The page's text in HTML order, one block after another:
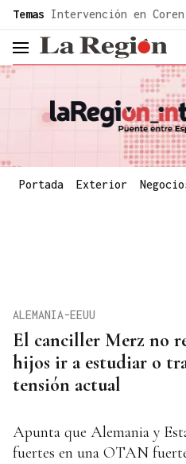
common.go-to-content
Temas Intervención en Coren
header.menu.open
Portada Exterior
El canciller Merz no
hijos ir a estudiar o
tensión actual
ALEMANIA-EEUU
Apunta que Alemania y
fuertes en una OTAN